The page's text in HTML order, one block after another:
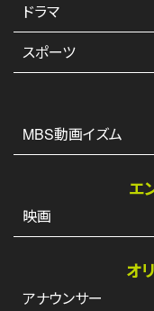
ドラマ
スポーツ
MBS動画イズム
エ
映画
オ
アナウンサー